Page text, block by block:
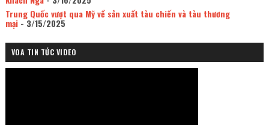
Trung Quốc vượt qua Mỹ về sản xuất tàu chiến và tàu thương
mại- 3/15/2025
VOA TIN TỨC VIDEO